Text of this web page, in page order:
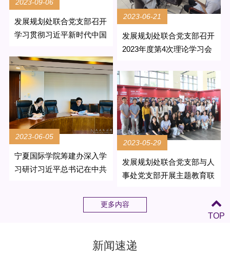
2023-09-06
发展规划处联合党支部召开
学习贯彻习近平新时代中国
专题民主生活会
2023-06-21
发展规划处联合党支部召开
2023年度第4次理论学习会
2023-06-05
宁夏国际学院筹建办深入学
习研讨习近平总书记在中共
2023-05-29
发展规划处联合党支部与人
事处党支部开展主题教育联
更多内容
新闻速递
TOP